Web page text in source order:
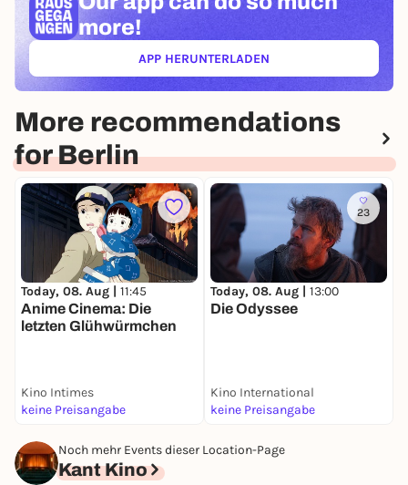
more!
APP HERUNTERLADEN(ÖFFNET IN NEUEM TAB)
More recommendations
for Berlin
Today, 08. Aug | 11:45
Anime Cinema: Die
letzten Glühwürmchen
Kino Intimes
keine Preisangabe
23
Today, 08. Aug | 13:00
Die Odyssee
Kino International
keine Preisangabe
Noch mehr Events dieser Location-Page
Kant Kino